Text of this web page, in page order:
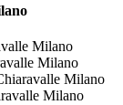
Milano
Milano
Milano
Milano